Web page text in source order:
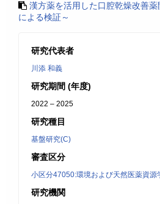
漢方薬を活用した口腔乾燥改善
による検証～
研究代表者
川添 和義
研究期間 (年度)
2022 – 2025
研究種目
基盤研究(C)
審査区分
小区分47050:環境および天然医薬資源
研究機関